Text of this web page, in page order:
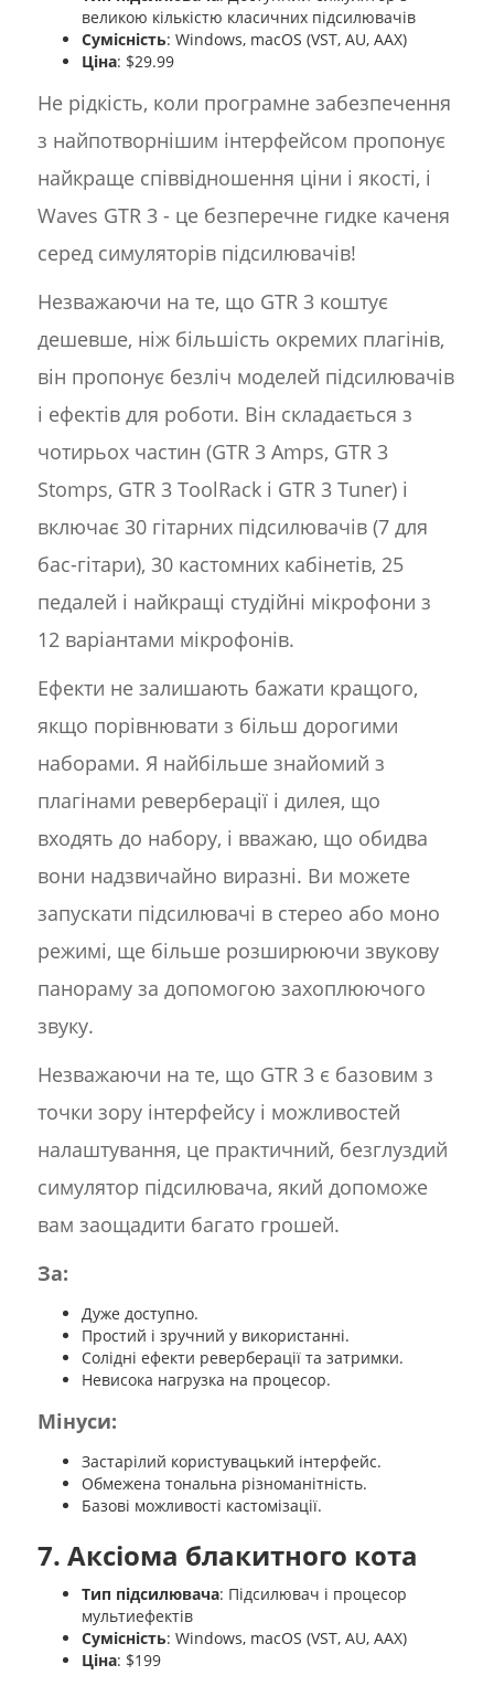
великою кількістю класичних підсилювачів
Сумісність: Windows, macOS (VST, AU, AAX)
Ціна: $29.99
Не рідкість, коли програмне забезпечення
з найпотворнішим інтерфейсом пропонує
найкраще співвідношення ціни і якості, і
Waves GTR 3 - це безперечне гидке каченя
серед симуляторів підсилювачів!
Незважаючи на те, що GTR 3 коштує
дешевше, ніж більшість окремих плагінів,
він пропонує безліч моделей підсилювачів
і ефектів для роботи. Він складається з
чотирьох частин (GTR 3 Amps, GTR 3
Stomps, GTR 3 ToolRack і GTR 3 Tuner) і
включає 30 гітарних підсилювачів (7 для
бас-гітари), 30 кастомних кабінетів, 25
педалей і найкращі студійні мікрофони з
12 варіантами мікрофонів.
Ефекти не залишають бажати кращого,
якщо порівнювати з більш дорогими
наборами. Я найбільше знайомий з
плагінами реверберації і дилея, що
входять до набору, і вважаю, що обидва
вони надзвичайно виразні. Ви можете
запускати підсилювачі в стерео або моно
режимі, ще більше розширюючи звукову
панораму за допомогою захоплюючого
звуку.
Незважаючи на те, що GTR 3 є базовим з
точки зору інтерфейсу і можливостей
налаштування, це практичний, безглуздий
симулятор підсилювача, який допоможе
вам заощадити багато грошей.
За:
Дуже доступно.
Простий і зручний у використанні.
Солідні ефекти реверберації та затримки.
Невисока нагрузка на процесор.
Мінуси:
Застарілий користувацький інтерфейс.
Обмежена тональна різноманітність.
Базові можливості кастомізації.
7. Аксіома блакитного кота
Тип підсилювача: Підсилювач і процесор
мультиефектів
Сумісність: Windows, macOS (VST, AU, AAX)
Ціна: $199